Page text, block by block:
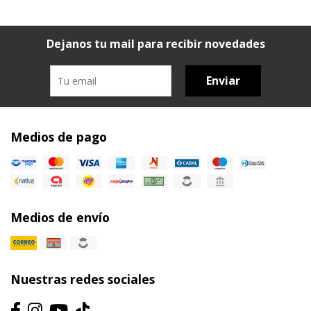
Dejanos tu mail para recibir novedades
Enviar
Medios de pago
Medios de envío
Nuestras redes sociales